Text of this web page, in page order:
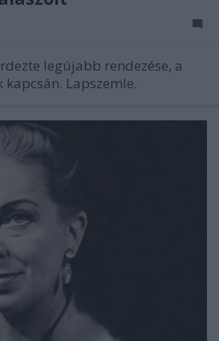
legújabb rendezése, a
kapcsán. Lapszemle.